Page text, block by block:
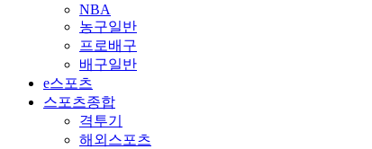
NBA
농구일반
프로배구
배구일반
e스포츠
스포츠종합
격투기
해외스포츠